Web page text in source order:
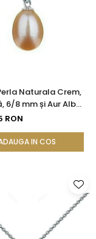
Naturala Crem,
6/8 mm și Aur Alb
| KASKADDA®
RON
IN COS